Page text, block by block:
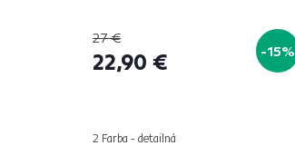
27 €
22,90 € -15%
2 Farba - detailná